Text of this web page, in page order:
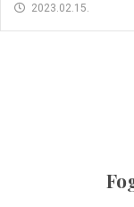
2023.02.15.